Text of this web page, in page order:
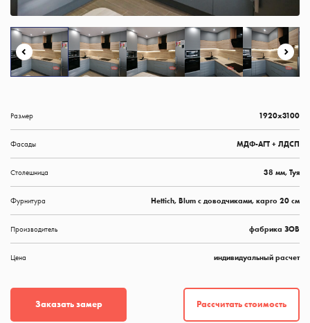
Размер 1920х3100
Фасады МДФ-АГТ + ЛДСП
Столешница 38 мм, Туя
Фурнитура Hettich, Blum с доводчиками, карго 20 см
Производитель фабрика ЗОВ
Цена индивидуальный расчет
Заказать замер Рассчитать стоимость